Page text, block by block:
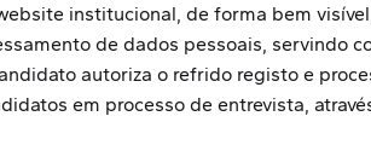
institucional, de forma bem
de dados pessoais,
autoriza o refrido registo e
em processo de entrevista,